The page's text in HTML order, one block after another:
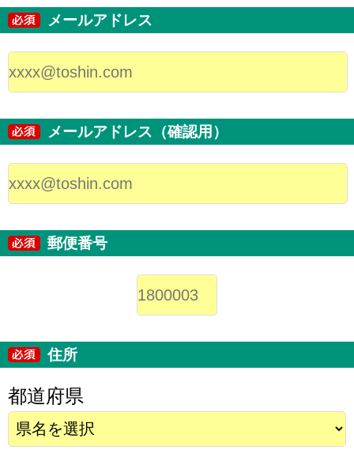
メールアドレス
メールアドレス（確認用）
郵便番号
住所
都道府県